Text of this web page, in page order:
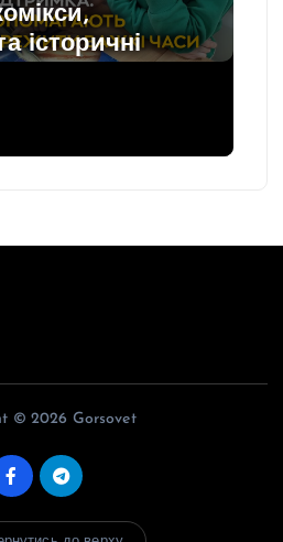
історичні
© 2026 Gorsovet